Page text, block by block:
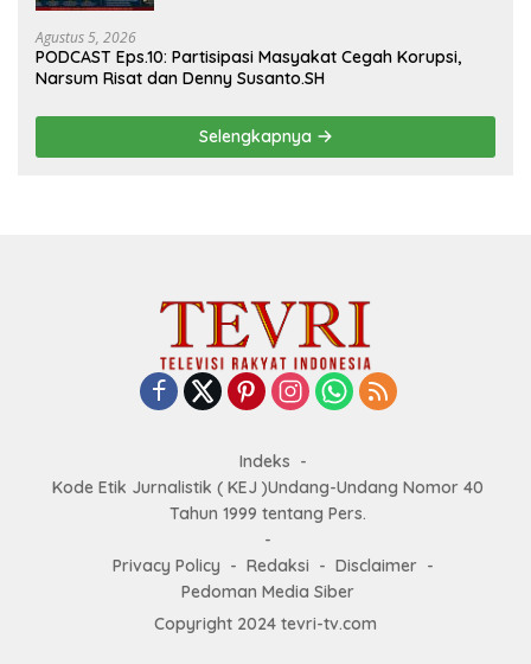
Agustus 5, 2026
PODCAST Eps.10: Partisipasi Masyakat Cegah Korupsi,
Narsum Risat dan Denny Susanto.SH
Selengkapnya
Indeks
Kode Etik Jurnalistik ( KEJ )Undang-Undang Nomor 40
Tahun 1999 tentang Pers.
Privacy Policy Redaksi
Disclaimer
Pedoman Media Siber
Copyright 2024 tevri-tv.com